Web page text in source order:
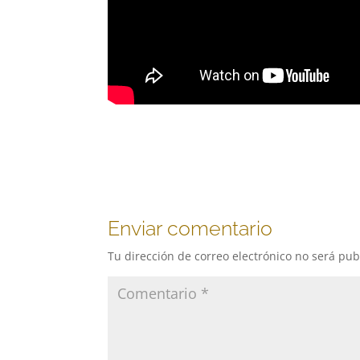
Enviar comentario
Tu dirección de correo electrónico no será